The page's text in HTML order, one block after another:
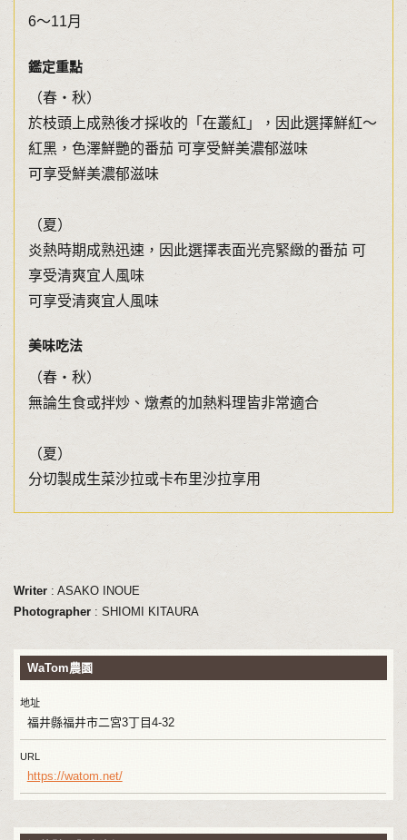
6～11月
鑑定重點
（春・秋）
於枝頭上成熟後才採收的「在叢紅」，因此選擇鮮紅～
紅黑，色澤鮮艷的番茄 可享受鮮美濃郁滋味
可享受鮮美濃郁滋味
（夏）
炎熱時期成熟迅速，因此選擇表面光亮緊緻的番茄 可
享受清爽宜人風味
可享受清爽宜人風味
美味吃法
（春・秋）
無論生食或拌炒、燉煮的加熱料理皆非常適合
（夏）
分切製成生菜沙拉或卡布里沙拉享用
Writer: ASAKO INOUE
Photographer: SHIOMI KITAURA
WaTom農園
地址
福井縣福井市二宮3丁目4-32
URL
https://watom.net/